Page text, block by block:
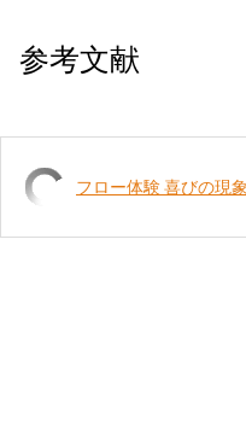
参考文献
フロー体験 喜びの現